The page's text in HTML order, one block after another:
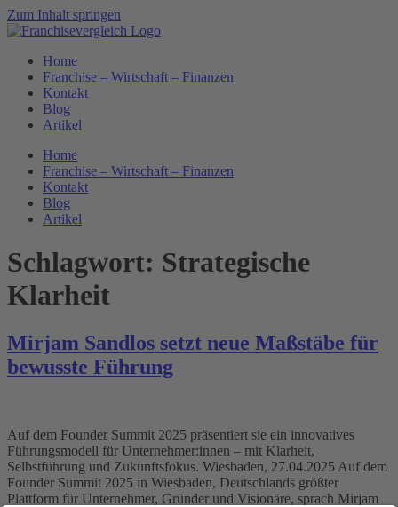
Zum Inhalt springen
Home
Franchise – Wirtschaft – Finanzen
Kontakt
Blog
Artikel
Home
Franchise – Wirtschaft – Finanzen
Kontakt
Blog
Artikel
Schlagwort: Strategische
Klarheit
Mirjam Sandlos setzt neue Maßstäbe für
bewusste Führung
Auf dem Founder Summit 2025 präsentiert sie ein innovatives
Führungsmodell für Unternehmer:innen – mit Klarheit,
Selbstführung und Zukunftsfokus. Wiesbaden, 27.04.2025 Auf dem
Founder Summit 2025 in Wiesbaden, Deutschlands größter
Plattform für Unternehmer, Gründer und Visionäre, sprach Mirjam